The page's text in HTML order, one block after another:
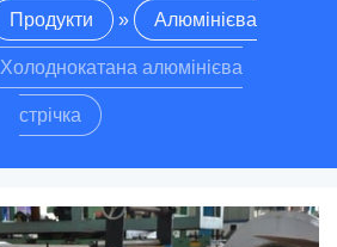
Продукти » Алюмінієва
Холоднокатана алюмінієва
стрічка